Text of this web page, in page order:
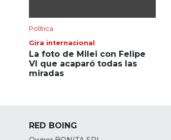
Política
Gira internacional
La foto de Milei con Felipe
VI que acaparó todas las
miradas
RED BOING